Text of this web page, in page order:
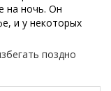
на ночь. Он
и у некоторых
поздно